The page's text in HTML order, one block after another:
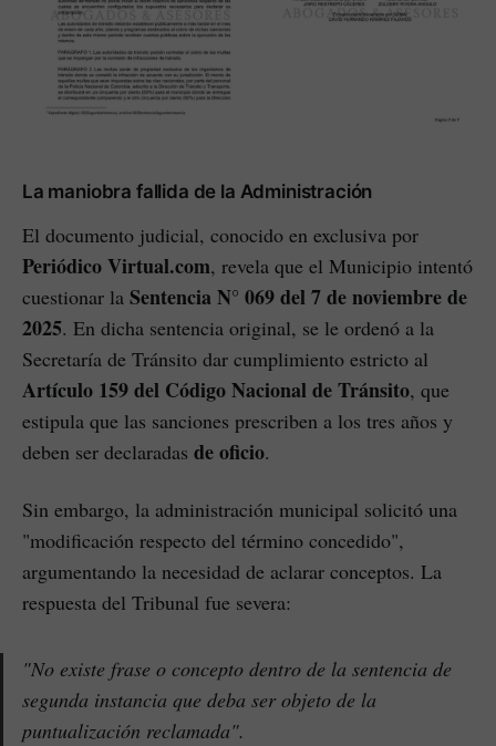
La maniobra fallida de la Administración
El documento judicial, conocido en exclusiva por
Periódico Virtual.com, revela que el Municipio intentó
cuestionar la Sentencia N° 069 del 7 de noviembre de
2025. En dicha sentencia original, se le ordenó a la
Secretaría de Tránsito dar cumplimiento estricto al
Artículo 159 del Código Nacional de Tránsito, que
estipula que las sanciones prescriben a los tres años y
deben ser declaradas de oficio.
Sin embargo, la administración municipal solicitó una
"modificación respecto del término concedido",
argumentando la necesidad de aclarar conceptos. La
respuesta del Tribunal fue severa:
"No existe frase o concepto dentro de la sentencia de
segunda instancia que deba ser objeto de la
puntualización reclamada".